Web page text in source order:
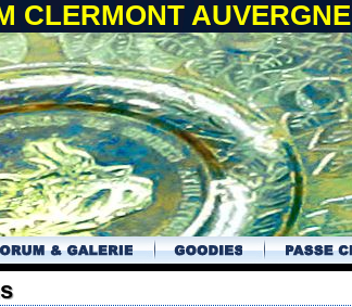
CLERMONT AUVERGNE